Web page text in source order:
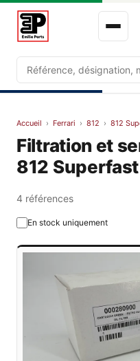
Recherche
Accueil › Ferrari › 812 › 812
Filtration et
812 Superfast
4 références
En stock uniquement